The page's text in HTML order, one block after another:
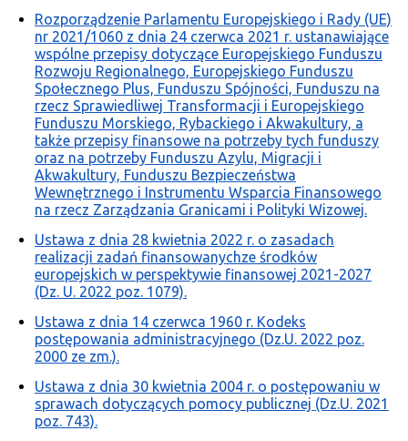
Rozporządzenie Parlamentu Europejskiego i Rady (UE)
nr 2021/1060 z dnia 24 czerwca 2021 r. ustanawiające
wspólne przepisy dotyczące Europejskiego Funduszu
Rozwoju Regionalnego, Europejskiego Funduszu
Społecznego Plus, Funduszu Spójności, Funduszu na
rzecz Sprawiedliwej Transformacji i Europejskiego
Funduszu Morskiego, Rybackiego i Akwakultury, a
także przepisy finansowe na potrzeby tych funduszy
oraz na potrzeby Funduszu Azylu, Migracji i
Akwakultury, Funduszu Bezpieczeństwa
Wewnętrznego i Instrumentu Wsparcia Finansowego
na rzecz Zarządzania Granicami i Polityki Wizowej.
Ustawa z dnia 28 kwietnia 2022 r. o zasadach
realizacji zadań finansowanychze środków
europejskich w perspektywie finansowej 2021-2027
(Dz. U. 2022 poz. 1079).
Ustawa z dnia 14 czerwca 1960 r. Kodeks
postępowania administracyjnego (Dz.U. 2022 poz.
2000 ze zm.).
Ustawa z dnia 30 kwietnia 2004 r. o postępowaniu w
sprawach dotyczących pomocy publicznej (Dz.U. 2021
poz. 743).